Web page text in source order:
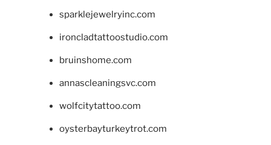
sparklejewelryinc.com
ironcladtattoostudio.com
bruinshome.com
annascleaningsvc.com
wolfcitytattoo.com
oysterbayturkeytrot.com